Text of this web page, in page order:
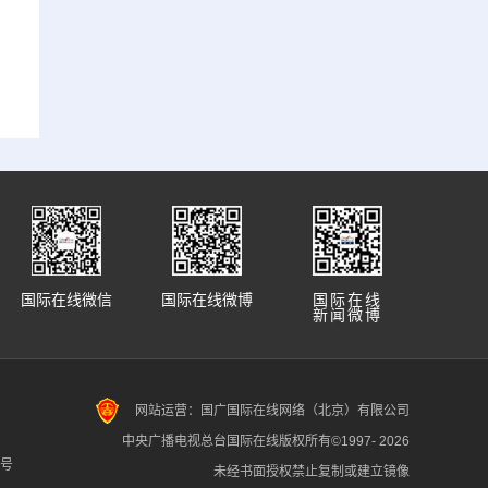
国际在线
新闻微博
国际在线微博
国际在线微信
网站运营：国广国际在线网络（北京）有限公司
中央广播电视总台国际在线版权所有©1997- 2026
未经书面授权禁止复制或建立镜像